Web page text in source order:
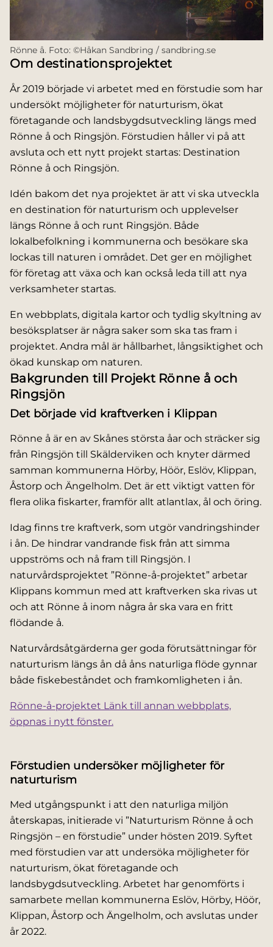
Rönne å. Foto: ©Håkan Sandbring / sandbring.se
Om destinationsprojektet
År 2019 började vi arbetet med en förstudie som har
undersökt möjligheter för naturturism, ökat
företagande och landsbygdsutveckling längs med
Rönne å och Ringsjön. Förstudien håller vi på att
avsluta och ett nytt projekt startas: Destination
Rönne å och Ringsjön.
Idén bakom det nya projektet är att vi ska utveckla
en destination för naturturism och upplevelser
längs Rönne å och runt Ringsjön. Både
lokalbefolkning i kommunerna och besökare ska
lockas till naturen i området. Det ger en möjlighet
för företag att växa och kan också leda till att nya
verksamheter startas.
En webbplats, digitala kartor och tydlig skyltning av
besöksplatser är några saker som ska tas fram i
projektet. Andra mål är hållbarhet, långsiktighet och
ökad kunskap om naturen.
Bakgrunden till Projekt Rönne å och
Ringsjön
Det började vid kraftverken i Klippan
Rönne å är en av Skånes största åar och sträcker sig
från Ringsjön till Skälderviken och knyter därmed
samman kommunerna Hörby, Höör, Eslöv, Klippan,
Åstorp och Ängelholm. Det är ett viktigt vatten för
flera olika fiskarter, framför allt atlantlax, ål och öring.
Idag finns tre kraftverk, som utgör vandringshinder
i ån. De hindrar vandrande fisk från att simma
uppströms och nå fram till Ringsjön. I
naturvårdsprojektet ”Rönne-å-projektet” arbetar
Klippans kommun med att kraftverken ska rivas ut
och att Rönne å inom några år ska vara en fritt
flödande å.
Naturvårdsåtgärderna ger goda förutsättningar för
naturturism längs ån då åns naturliga flöde gynnar
både fiskebeståndet och framkomligheten i ån.
Rönne-å-projektet Länk till annan webbplats,
öppnas i nytt fönster.
Förstudien undersöker möjligheter för
naturturism
Med utgångspunkt i att den naturliga miljön
återskapas, initierade vi ”Naturturism Rönne å och
Ringsjön – en förstudie” under hösten 2019. Syftet
med förstudien var att undersöka möjligheter för
naturturism, ökat företagande och
landsbygdsutveckling. Arbetet har genomförts i
samarbete mellan kommunerna Eslöv, Hörby, Höör,
Klippan, Åstorp och Ängelholm, och avslutas under
år 2022.